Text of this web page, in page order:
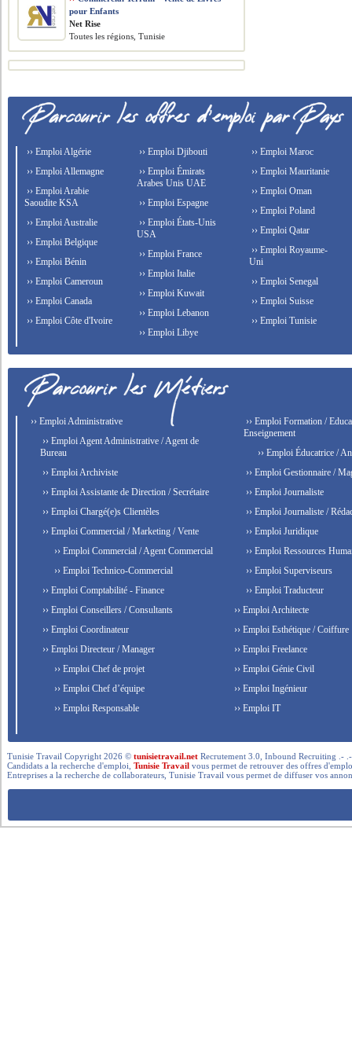
pour Enfants
Net Rise
Toutes les régions, Tunisie
›› Emploi Algérie
›› Emploi Allemagne
›› Emploi Arabie
Saoudite KSA
›› Emploi Australie
›› Emploi Belgique
›› Emploi Bénin
›› Emploi Cameroun
›› Emploi Canada
›› Emploi Côte d'Ivoire
›› Emploi Djibouti
›› Emploi Émirats
Arabes Unis UAE
›› Emploi Espagne
›› Emploi États-Unis
USA
›› Emploi France
›› Emploi Italie
›› Emploi Kuwait
›› Emploi Lebanon
›› Emploi Libye
›› Emploi Maroc
›› Emploi Mauritanie
›› Emploi Oman
›› Emploi Poland
›› Emploi Qatar
›› Emploi Royaume-
Uni
›› Emploi Senegal
›› Emploi Suisse
›› Emploi Tunisie
›› Emploi Administrative
›› Emploi Agent Administrative / Agent de
Bureau
›› Emploi Archiviste
›› Emploi Assistante de Direction / Secrétaire
›› Emploi Chargé(e)s Clientèles
›› Emploi Commercial / Marketing / Vente
›› Emploi Commercial / Agent Commercial
›› Emploi Technico-Commercial
›› Emploi Comptabilité - Finance
›› Emploi Conseillers / Consultants
›› Emploi Coordinateur
›› Emploi Directeur / Manager
›› Emploi Chef de projet
›› Emploi Chef d’équipe
›› Emploi Responsable
›› Emploi Formation /
Enseignement
›› Emploi Éducatrice /
›› Emploi Gestionnaire /
›› Emploi Journaliste
›› Emploi Journaliste /
›› Emploi Juridique
›› Emploi Ressources
›› Emploi Superviseurs
›› Emploi Traducteur
›› Emploi Architecte
›› Emploi Esthétique / Coiffure
›› Emploi Freelance
›› Emploi Génie Civil
›› Emploi Ingénieur
›› Emploi IT
Tunisie Travail Copyright 2026 ©tunisietravail.net Recrutement 3.0, Inbound Recruiting .-
Candidats a la recherche d'emploi,Tunisie Travail vous permet de retrouver des offres
Entreprises a la recherche de collaborateurs, Tunisie Travail vous permet de diffuser vos